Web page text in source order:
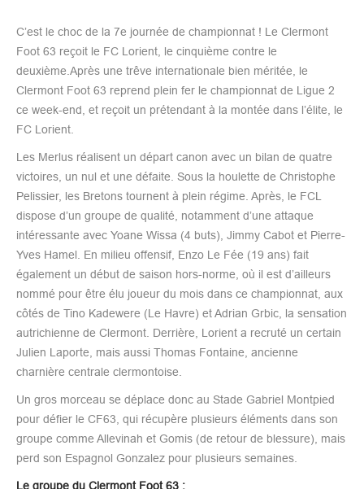
C’est le choc de la 7e journée de championnat ! Le Clermont
Foot 63 reçoit le FC Lorient, le cinquième contre le
deuxième.Après une trêve internationale bien méritée, le
Clermont Foot 63 reprend plein fer le championnat de Ligue 2
ce week-end, et reçoit un prétendant à la montée dans l’élite, le
FC Lorient.
Les Merlus réalisent un départ canon avec un bilan de quatre
victoires, un nul et une défaite. Sous la houlette de Christophe
Pelissier, les Bretons tournent à plein régime. Après, le FCL
dispose d’un groupe de qualité, notamment d’une attaque
intéressante avec Yoane Wissa (4 buts), Jimmy Cabot et Pierre-
Yves Hamel. En milieu offensif, Enzo Le Fée (19 ans) fait
également un début de saison hors-norme, où il est d’ailleurs
nommé pour être élu joueur du mois dans ce championnat, aux
côtés de Tino Kadewere (Le Havre) et Adrian Grbic, la sensation
autrichienne de Clermont. Derrière, Lorient a recruté un certain
Julien Laporte, mais aussi Thomas Fontaine, ancienne
charnière centrale clermontoise.
Un gros morceau se déplace donc au Stade Gabriel Montpied
pour défier le CF63, qui récupère plusieurs éléments dans son
groupe comme Allevinah et Gomis (de retour de blessure), mais
perd son Espagnol Gonzalez pour plusieurs semaines.
Le groupe du Clermont Foot 63 :